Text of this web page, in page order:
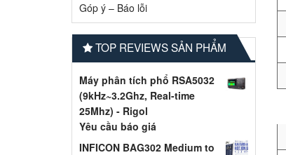
Góp ý – Báo lỗi
TOP REVIEWS SẢN PHẨM
Máy phân tích phổ RSA5032
(9kHz~3.2Ghz, Real-time
25Mhz) - Rigol
Yêu cầu báo giá
INFICON BAG302 Medium to